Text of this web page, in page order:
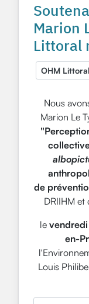
Marion
Littoral
OHM
Nous
Marion Le
de
DRIIHM
le vendredi
en-
Louis